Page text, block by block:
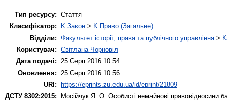
Тип ресурсу: Стаття
Класифікатор:
K Закон > K Право (Загальне)
Відділи: Факультет історії, права та публічного управління >
Користувач: Світлана Чорновіл
Дата подачі: 25 Серп 2016 10:54
Оновлення: 25 Серп 2016 10:56
URI:
https://eprints.zu.edu.ua/id/eprint/21809
ДСТУ 8302:2015:
Мосійчук Я. О. Особисті немайнові правовідносини